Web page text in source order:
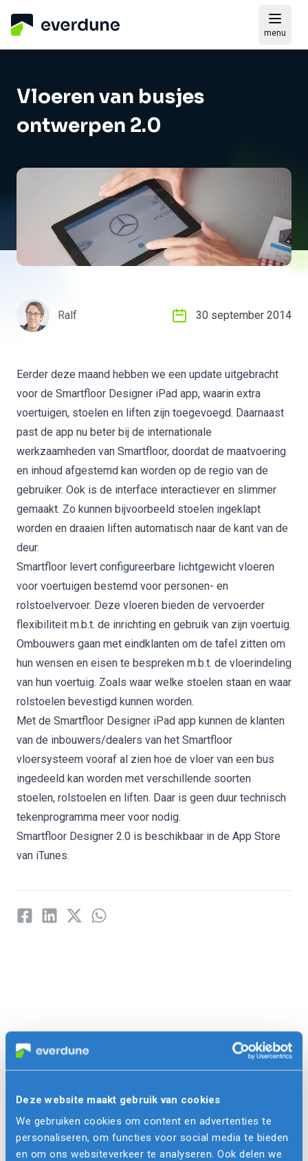
Deze website maakt gebruik van cookies
We gebruiken cookies om content en advertenties te
personaliseren, om functies voor social media te bieden
en om ons websiteverkeer te analyseren. Ook delen we
menu
Vloeren van busjes
ontwerpen 2.0
Ralf 30 september 2014
Eerder deze maand hebben we een update uitgebracht
voor de Smartfloor Designer iPad app, waarin extra
voertuigen, stoelen en liften zijn toegevoegd. Daarnaast
past de app nu beter bij de internationale
werkzaamheden van Smartfloor, doordat de maatvoering
en inhoud afgestemd kan worden op de regio van de
gebruiker. Ook is de interface interactiever en slimmer
gemaakt. Zo kunnen bijvoorbeeld stoelen ingeklapt
worden en draaien liften automatisch naar de kant van de
deur.
Smartfloor levert configureerbare lichtgewicht vloeren
voor voertuigen bestemd voor personen- en
rolstoelvervoer. Deze vloeren bieden de vervoerder
flexibiliteit m.b.t. de inrichting en gebruik van zijn voertuig.
Ombouwers gaan met eindklanten om de tafel zitten om
hun wensen en eisen te bespreken m.b.t. de vloerindeling
van hun voertuig. Zoals waar welke stoelen staan en waar
rolstoelen bevestigd kunnen worden.
Met de Smartfloor Designer iPad app kunnen de klanten
van de inbouwers/dealers van het Smartfloor
vloersysteem vooraf al zien hoe de vloer van een bus
ingedeeld kan worden met verschillende soorten
stoelen, rolstoelen en liften. Daar is geen duur technisch
tekenprogramma meer voor nodig.
Smartfloor Designer 2.0 is beschikbaar in de App Store
van iTunes.